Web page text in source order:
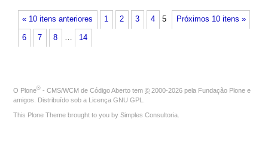
« 10 itens anteriores Próximos 10 itens »
1 2 3 4 5
6 7 8 … 14
O Plone® - CMS/WCM de Código Aberto tem © 2000-2026 pela Fundação Plone e
amigos. Distribuído sob a Licença GNU GPL
This Plone Theme brought to you by Simples Consultoria